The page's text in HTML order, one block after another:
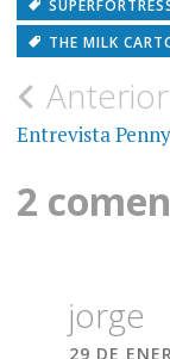
THE MILK
de
Anterior
Entrevista
2
jorge
29 DE